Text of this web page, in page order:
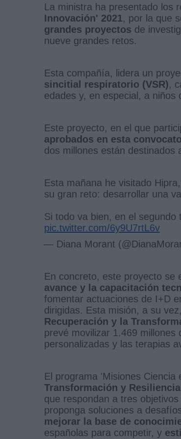
La ministra ha presentado los
Innovación' 2021, por la que
grandes proyectos de
nueve grandes retos.
Esta compañía, lidera un
sincitial respiratorio (VSR),
edades y, en especial, a
Este proyecto, en el que
aprobados en esta
dos millones están destinados
Esta mañana he visitado
su gran reto: desarrollar una
Si todo va bien, en el
pic.twitter.com/6y9U7rtL6v
— Diana Morant
En concreto, este proyecto se
avance y la capacitación
fomentar actuaciones de I+D
dirigidas. Esta misión, a su
Recuperación y la
prevé movilizar 1.469 millones
personalizadas y las terapias
El programa 'Misiones
Transformación y Resiliencia
que respondan a tres
proponga soluciones a
mejorar la base de
españolas para competir, y